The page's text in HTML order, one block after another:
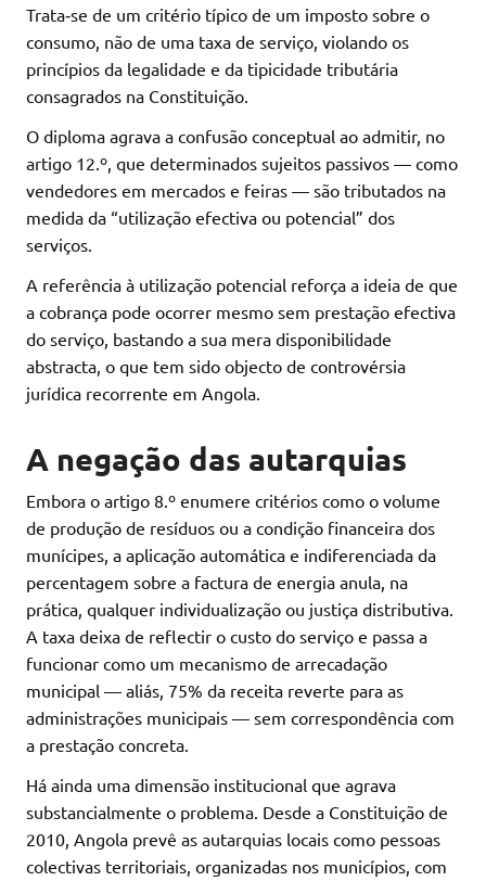
Trata‑se de um critério típico de um imposto sobre o
consumo, não de uma taxa de serviço, violando os
princípios da legalidade e da tipicidade tributária
consagrados na Constituição.
O diploma agrava a confusão conceptual ao admitir, no
artigo 12.º, que determinados sujeitos passivos — como
vendedores em mercados e feiras — são tributados na
medida da “utilização efectiva ou potencial” dos
serviços.
A referência à utilização potencial reforça a ideia de que
a cobrança pode ocorrer mesmo sem prestação efectiva
do serviço, bastando a sua mera disponibilidade
abstracta, o que tem sido objecto de controvérsia
jurídica recorrente em Angola.
A negação das autarquias
Embora o artigo 8.º enumere critérios como o volume
de produção de resíduos ou a condição financeira dos
munícipes, a aplicação automática e indiferenciada da
percentagem sobre a factura de energia anula, na
prática, qualquer individualização ou justiça distributiva.
A taxa deixa de reflectir o custo do serviço e passa a
funcionar como um mecanismo de arrecadação
municipal — aliás, 75% da receita reverte para as
administrações municipais — sem correspondência com
a prestação concreta.
Há ainda uma dimensão institucional que agrava
substancialmente o problema. Desde a Constituição de
2010, Angola prevê as autarquias locais como pessoas
colectivas territoriais, organizadas nos municípios, com